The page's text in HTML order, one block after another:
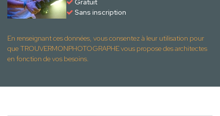
Gratuit
Sans inscription
En renseignant ces données, vous consentez à leur utilisation pour
que TROUVERMONPHOTOGRAPHE vous propose des architectes
en fonction de vos besoins.